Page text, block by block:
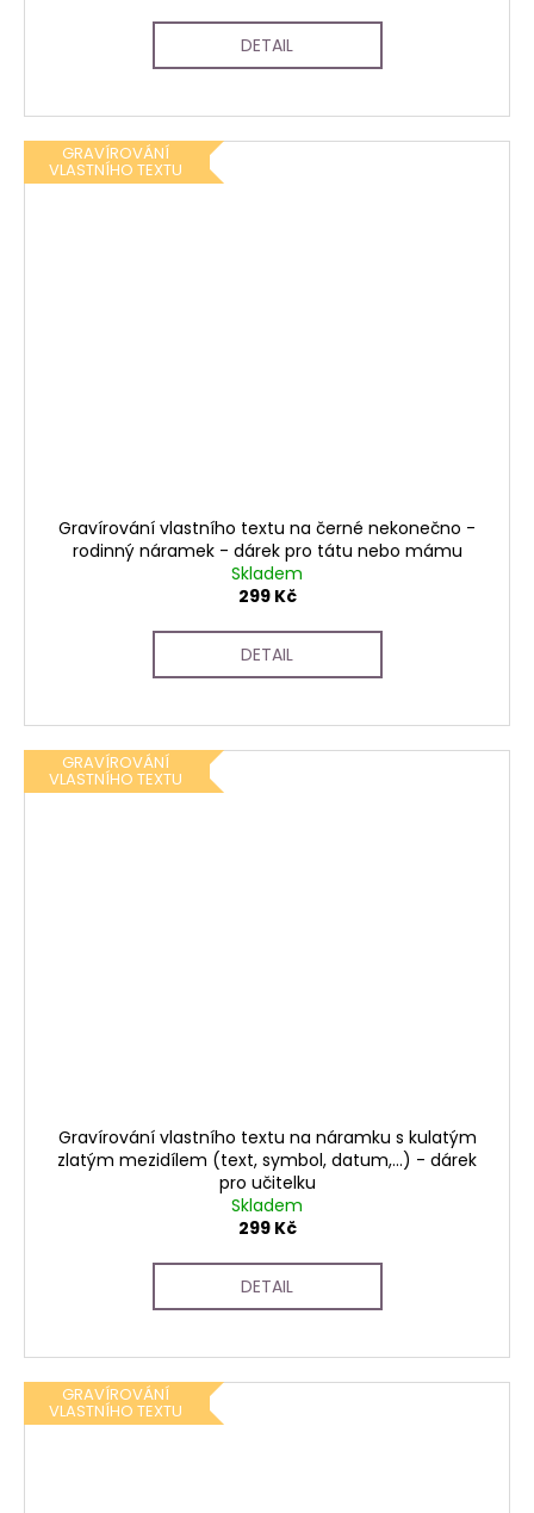
DETAIL
GRAVÍROVÁNÍ
VLASTNÍHO TEXTU
Gravírování vlastního textu na černé nekonečno -
rodinný náramek - dárek pro tátu nebo mámu
Skladem
299 Kč
DETAIL
GRAVÍROVÁNÍ
VLASTNÍHO TEXTU
Gravírování vlastního textu na náramku s kulatým
zlatým mezidílem (text, symbol, datum,...) - dárek
pro učitelku
Skladem
299 Kč
DETAIL
GRAVÍROVÁNÍ
VLASTNÍHO TEXTU